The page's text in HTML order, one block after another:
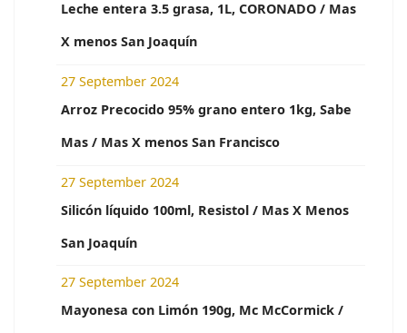
Leche entera 3.5 grasa, 1L, CORONADO / Mas
X menos San Joaquín
27 September 2024
Arroz Precocido 95% grano entero 1kg, Sabe
Mas / Mas X menos San Francisco
27 September 2024
Silicón líquido 100ml, Resistol / Mas X Menos
San Joaquín
27 September 2024
Mayonesa con Limón 190g, Mc McCormick /